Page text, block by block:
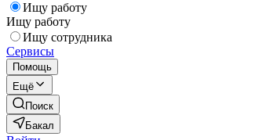
Ищу работу
Ищу работу
Ищу сотрудника
Сервисы
Помощь
Ещё
Поиск
Бакал